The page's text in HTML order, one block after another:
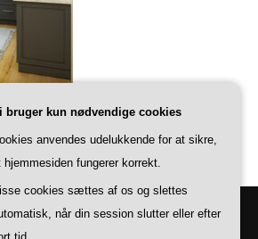
& Thy Bolig.Blossom Feminine |
bruger kun nødvendige cookies
anvendes udelukkende for at sikre,
hjemmesiden fungerer korrekt.
cookies sættes af os og slettes
når din session slutter eller efter